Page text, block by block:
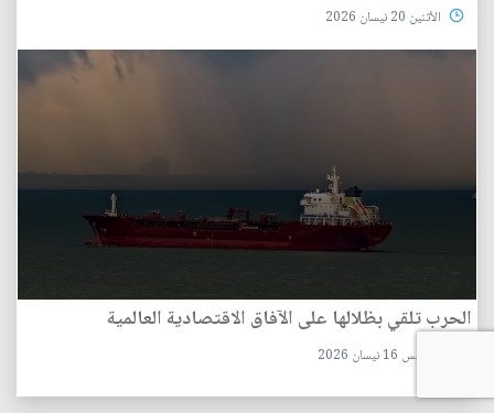
الأثنين 20 نيسان 2026
الحرب تلقي بظلالها على الآفاق الاقتصادية العالمية
الخميس 16 نيسان 2026